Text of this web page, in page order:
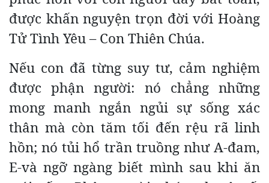
được khấn nguyện trọn đời với Hoàng
Tử Tình Yêu – Con Thiên Chúa.
Nếu con đã từng suy tư, cảm nghiệm
được phận người: nó chẳng những
mong manh ngắn ngủi sự sống xác
thân mà còn tăm tối đến rệu rã linh
hồn; nó tủi hổ trần truồng như A-đam,
E-và ngỡ ngàng biết mình sau khi ăn